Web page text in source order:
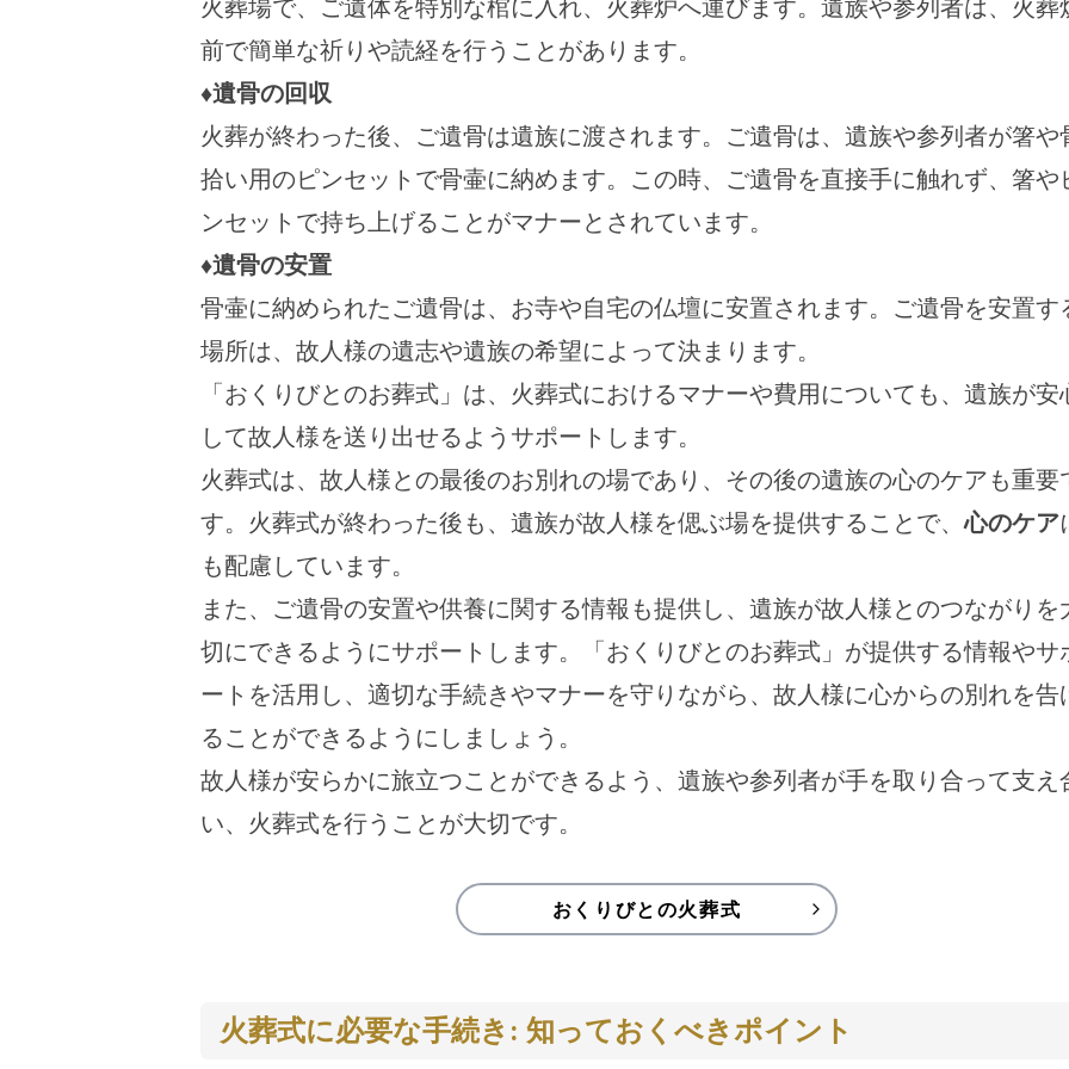
火葬場で、ご遺体を特別な棺に入れ、火葬炉へ運びます。遺族や参列者は、火葬
前で簡単な祈りや読経を行うことがあります。
♦遺骨の回収
火葬が終わった後、ご遺骨は遺族に渡されます。ご遺骨は、遺族や参列者が箸や
拾い用のピンセットで骨壷に納めます。この時、ご遺骨を直接手に触れず、箸や
ンセットで持ち上げることがマナーとされています。
♦遺骨の安置
骨壷に納められたご遺骨は、お寺や自宅の仏壇に安置されます。ご遺骨を安置す
場所は、故人様の遺志や遺族の希望によって決まります。
「おくりびとのお葬式」は、火葬式におけるマナーや費用についても、遺族が安
して故人様を送り出せるようサポートします。
火葬式は、故人様との最後のお別れの場であり、その後の遺族の心のケアも重要
す。火葬式が終わった後も、遺族が故人様を偲ぶ場を提供することで、心のケア
も配慮しています。
また、ご遺骨の安置や供養に関する情報も提供し、遺族が故人様とのつながりを
切にできるようにサポートします。「おくりびとのお葬式」が提供する情報やサ
ートを活用し、適切な手続きやマナーを守りながら、故人様に心からの別れを告
ることができるようにしましょう。
故人様が安らかに旅立つことができるよう、遺族や参列者が手を取り合って支え
い、火葬式を行うことが大切です。
おくりびとの火葬式
火葬式に必要な手続き: 知っておくべきポイント